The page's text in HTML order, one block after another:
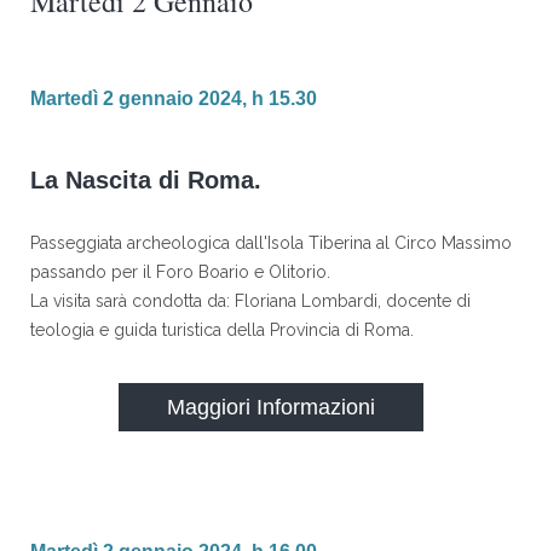
Martedì 2 gennaio 2024, h 15.30
La Nascita di Roma.
Passeggiata archeologica dall'Isola Tiberina al Circo Massimo
passando per il Foro Boario e Olitorio.
La visita sarà condotta da: Floriana Lombardi, docente di
teologia e guida turistica della Provincia di Roma.
Maggiori Informazioni